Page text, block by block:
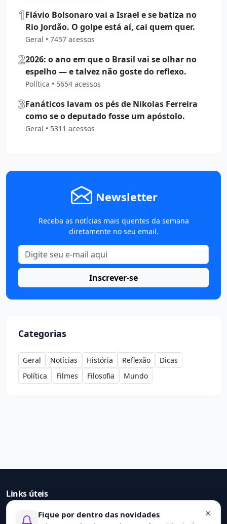
1Flávio Bolsonaro vai a Israel e se batiza no
Rio Jordão. O golpe está aí, cai quem quer.
Geral • 7457 acessos
22026: o ano em que o Brasil vai se olhar no
espelho — e talvez não goste do reflexo.
Política • 5654 acessos
3Fanáticos lavam os pés de Nikolas Ferreira
como se o deputado fosse um apóstolo.
Geral • 5311 acessos
Newsletter
Receba as notícias mais quentes da semana
diretamente no seu email.
Inscrever-se
Categorias
Geral Notícias História Reflexão
Dicas
Política
Filmes Filosofia Mundo
Links úteis
Início
×
Fique por dentro das novidades